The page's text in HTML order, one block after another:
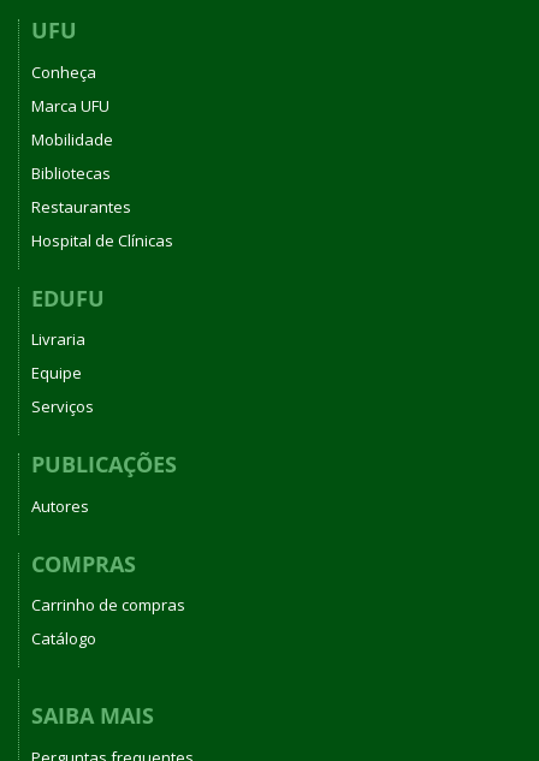
UFU
Conheça
Marca UFU
Mobilidade
Bibliotecas
Restaurantes
Hospital de Clínicas
EDUFU
Livraria
Equipe
Serviços
PUBLICAÇÕES
Autores
COMPRAS
Carrinho de compras
Catálogo
SAIBA MAIS